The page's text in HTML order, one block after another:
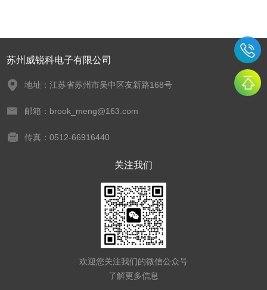
苏州威锐科电子有限公司
地址：江苏省苏州市吴中区友新路168号
邮箱：brook_meng@163.com
传真：0512-66916440
关注我们
欢迎您关注我们的微信公众号
了解更多信息